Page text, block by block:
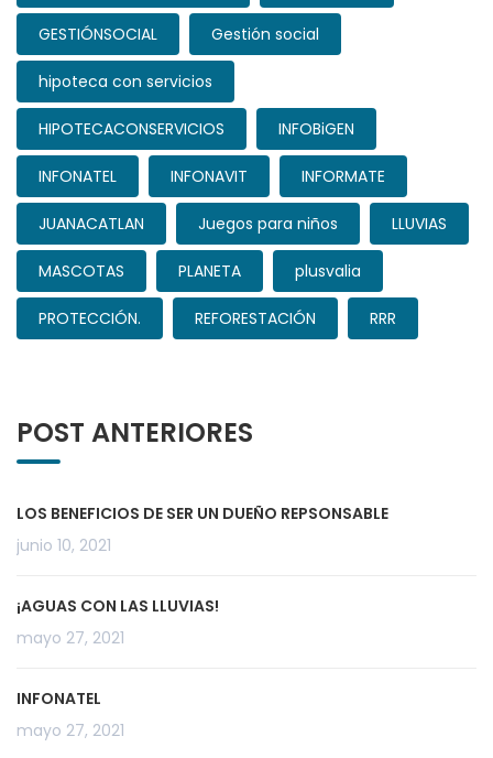
GESTIÓNSOCIAL Gestión social
hipoteca con servicios
HIPOTECACONSERVICIOS INFOBiGEN
INFONATEL INFONAVIT INFORMATE
JUANACATLAN Juegos para niños LLUVIAS
MASCOTAS PLANETA plusvalia
PROTECCIÓN. REFORESTACIÓN RRR
POST ANTERIORES
LOS BENEFICIOS DE SER UN DUEÑO REPSONSABLE
junio 10, 2021
¡AGUAS CON LAS LLUVIAS!
mayo 27, 2021
INFONATEL
mayo 27, 2021